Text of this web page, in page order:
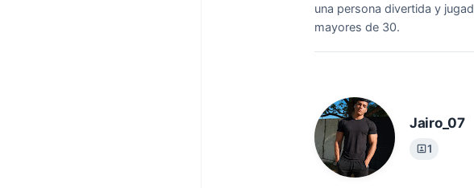
una persona divertida y
mayores de 30.
Jairo_07
1